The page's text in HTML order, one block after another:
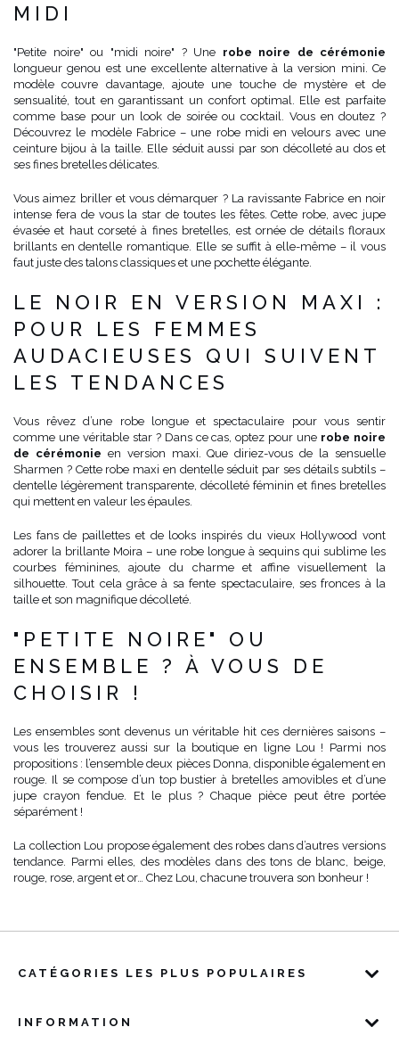
MIDI
"Petite noire" ou "midi noire" ? Une robe noire de cérémonie
longueur genou est une excellente alternative à la version mini. Ce
modèle couvre davantage, ajoute une touche de mystère et de
sensualité, tout en garantissant un confort optimal. Elle est parfaite
comme base pour un look de soirée ou cocktail. Vous en doutez ?
Découvrez le modèle Fabrice – une robe midi en velours avec une
ceinture bijou à la taille. Elle séduit aussi par son décolleté au dos et
ses fines bretelles délicates.
Vous aimez briller et vous démarquer ? La ravissante Fabrice en noir
intense fera de vous la star de toutes les fêtes. Cette robe, avec jupe
évasée et haut corseté à fines bretelles, est ornée de détails floraux
brillants en dentelle romantique. Elle se suffit à elle-même – il vous
faut juste des talons classiques et une pochette élégante.
LE NOIR EN VERSION MAXI :
POUR LES FEMMES
AUDACIEUSES QUI SUIVENT
LES TENDANCES
Vous rêvez d’une robe longue et spectaculaire pour vous sentir
comme une véritable star ? Dans ce cas, optez pour une robe noire
de cérémonie en version maxi. Que diriez-vous de la sensuelle
Sharmen ? Cette robe maxi en dentelle séduit par ses détails subtils –
dentelle légèrement transparente, décolleté féminin et fines bretelles
qui mettent en valeur les épaules.
Les fans de paillettes et de looks inspirés du vieux Hollywood vont
adorer la brillante Moira – une robe longue à sequins qui sublime les
courbes féminines, ajoute du charme et affine visuellement la
silhouette. Tout cela grâce à sa fente spectaculaire, ses fronces à la
taille et son magnifique décolleté.
"PETITE NOIRE" OU
ENSEMBLE ? À VOUS DE
CHOISIR !
Les ensembles sont devenus un véritable hit ces dernières saisons –
vous les trouverez aussi sur la boutique en ligne Lou ! Parmi nos
propositions : l’ensemble deux pièces Donna, disponible également en
rouge. Il se compose d’un top bustier à bretelles amovibles et d’une
jupe crayon fendue. Et le plus ? Chaque pièce peut être portée
séparément !
La collection Lou propose également des robes dans d’autres versions
tendance. Parmi elles, des modèles dans des tons de blanc, beige,
rouge, rose, argent et or… Chez Lou, chacune trouvera son bonheur !
CATÉGORIES LES PLUS POPULAIRES
INFORMATION